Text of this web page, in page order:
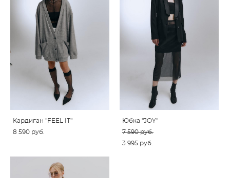
Кардиган "FEEL IT"
8 590 pуб.
Юбка "JOY"
7 590 pуб.
3 995 pуб.